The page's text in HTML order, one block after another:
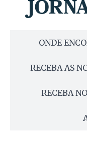
ONDE
RECEBA AS
RECEBA